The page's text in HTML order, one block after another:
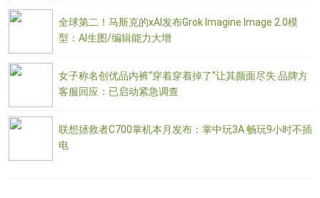
全球第二！马斯克的xAI发布Grok Imagine Image 2.0模
型：AI生图/编辑能力大增
女子称名创优品内裤“穿着穿着掉了”让其颜面尽失 品牌方
客服回应：已启动紧急调查
联想拯救者C700掌机本月发布：掌中玩3A 畅玩9小时不插
电